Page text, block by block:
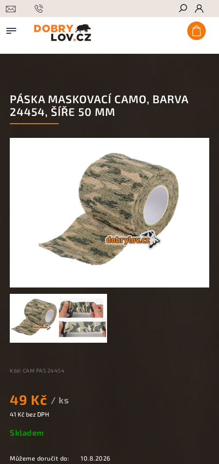
Hledat
PÁSKA MASKOVACÍ CAMO, BARVA
24454, ŠÍŘE 50 MM
Kód: CAM PAS 24454
49 Kč / ks
41 Kč bez DPH
Skladem
Můžeme doručit do: 10.8.2026